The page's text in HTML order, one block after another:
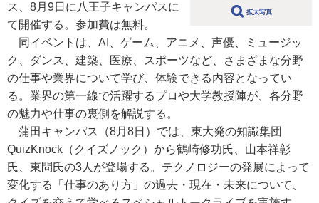
拡大写真
ス、8月9日に八王子キャンパスに
て開催する。参加費は無料。
同イベントは、AI、ゲーム、アニメ、声優、ミュージッ
ク、ダンス、建築、医療、スポーツなど、さまざまな分野
の仕事や業界について学び、体験できる内容となってい
る。業界の第一線で活躍するプロや大学教授陣が、各分野
の魅力や仕事の裏側を解説する。
蒲田キャンパス（8月8日）では、東大発の知識集団
QuizKnock（クイズノック）から鶴崎修功氏、山本祥彰
氏、東問氏の3人が登場する。テクノロジーの発展によって
変化する「仕事のあり方」の過去・現在・未来について、